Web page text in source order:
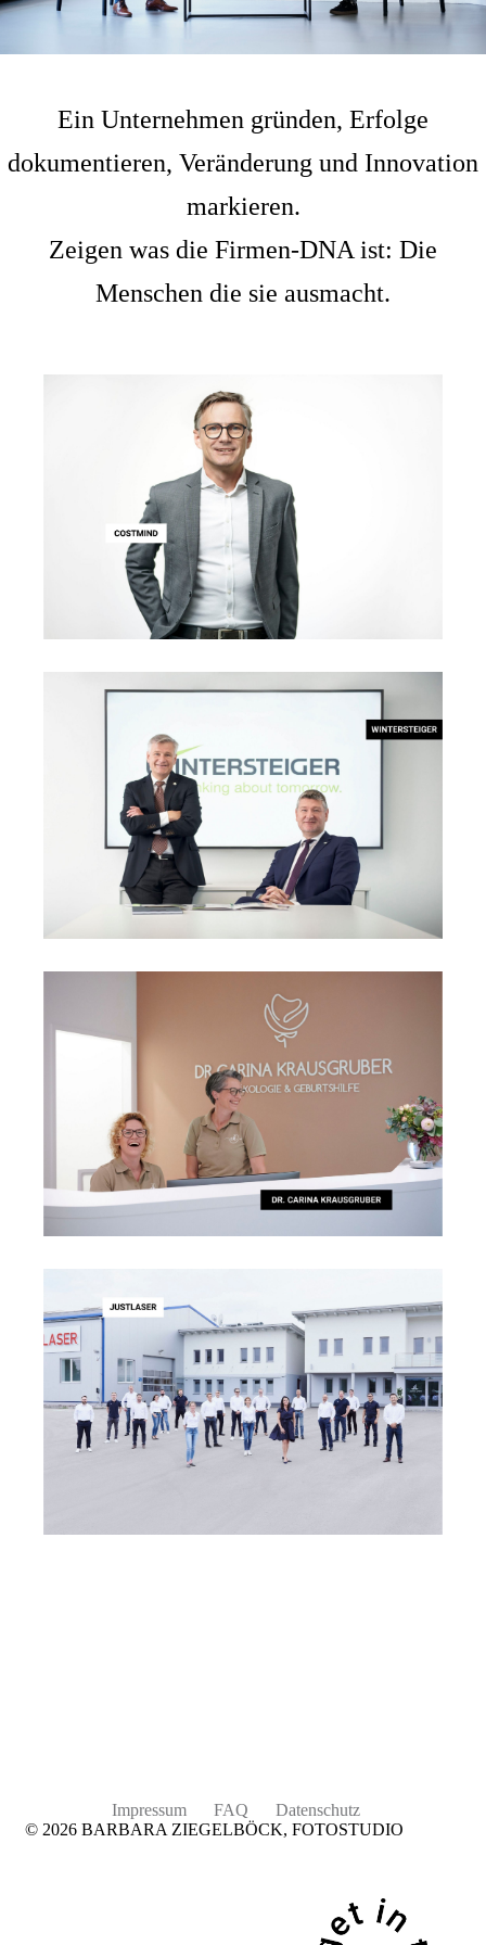
Ein Unternehmen gründen, Erfolge
dokumentieren, Veränderung und Innovation
markieren.
Zeigen was die Firmen-DNA ist: Die
Menschen die sie ausmacht.
Impressum FAQ
Datenschutz
© 2026 BARBARA ZIEGELBÖCK, FOTOSTUDIO